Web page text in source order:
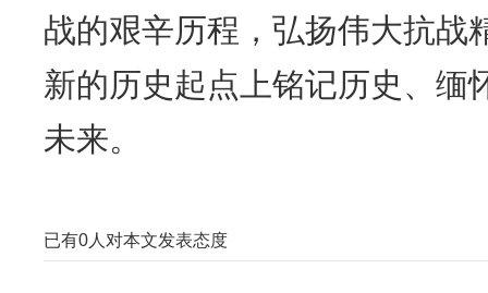
战的艰辛历程，弘扬伟大抗战
新的历史起点上铭记历史、缅
未来。
已有0 人对本文发表态度